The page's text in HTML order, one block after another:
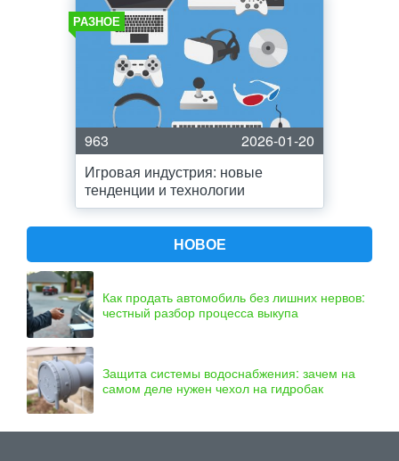
РАЗНОЕ
963
2026-01-20
Игровая индустрия: новые
тенденции и технологии
НОВОЕ
Как продать автомобиль без лишних нервов:
честный разбор процесса выкупа
Защита системы водоснабжения: зачем на
самом деле нужен чехол на гидробак